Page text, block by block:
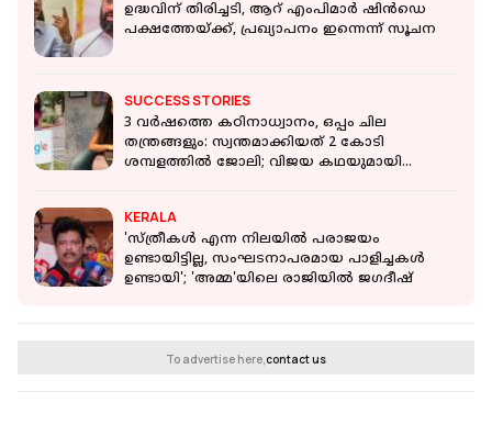
ഉദ്ധവിന് തിരിച്ചടി, ആറ് എംപിമാര്‍ ഷിന്‍ഡെ
പക്ഷത്തേയ്ക്ക്, പ്രഖ്യാപനം ഇന്നെന്ന് സൂചന
SUCCESS STORIES
3 വർഷത്തെ കഠിനാധ്വാനം, ഒപ്പം ചില
തന്ത്രങ്ങളും: സ്വന്തമാക്കിയത് 2 കോടി
ശമ്പളത്തില്‍ ജോലി; വിജയ കഥയുമായി
KERALA
'സ്ത്രീകൾ എന്ന നിലയിൽ പരാജയം
ഉണ്ടായിട്ടില്ല, സംഘടനാപരമായ പാളിച്ചകൾ
ഉണ്ടായി'; 'അമ്മ'യിലെ രാജിയില്‍ ജഗദീഷ്
To advertise here,contact us